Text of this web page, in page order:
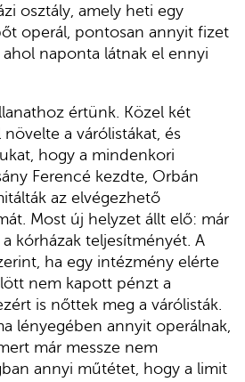
osztály, amely heti egy
operál, pontosan annyit fizet
naponta látnak el ennyi
értünk. Közel két
a várólistákat, és
hogy a mindenkori
Ferencé kezdte, Orbán
az elvégezhető
Most új helyzet állt elő: már
kórházak teljesítményét. A
ha egy intézmény elérte
nem kapott pénzt a
is nőttek meg a várólisták.
lényegében annyit operálnak,
már messze nem
annyi műtétet, hogy a limit